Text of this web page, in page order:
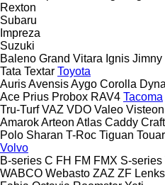
Rexton
Subaru
Impreza
Suzuki
Baleno Grand Vitara Ignis Jimny
Tata Textar Toyota
AurisAvensisAygo Corolla Dyna
Ace Prius Probox RAV4 Tacoma
Tru-Turf VAZ VDO Valeo Visteon
AmarokArteon Atlas Caddy
Polo Sharan T-Roc Tiguan
Volvo
B-series C FH FM FMX S-series
WABCO Webasto ZAZ ZF